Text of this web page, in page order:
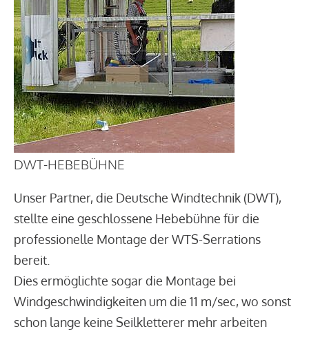
DWT-HEBEBÜHNE
Unser Partner, die Deutsche Windtechnik (DWT),
stellte eine geschlossene Hebebühne für die
professionelle Montage der WTS-Serrations
bereit.
Dies ermöglichte sogar die Montage bei
Windgeschwindigkeiten um die 11 m/sec, wo sonst
schon lange keine Seilkletterer mehr arbeiten